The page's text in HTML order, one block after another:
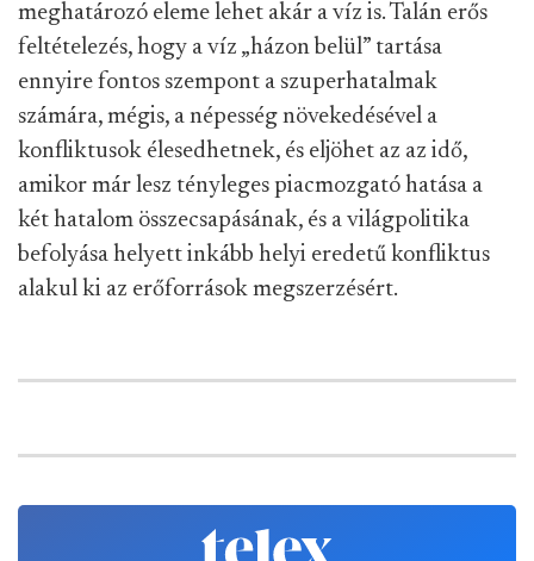
meghatározó eleme lehet akár a víz is. Talán erős
feltételezés, hogy a víz „házon belül” tartása
ennyire fontos szempont a szuperhatalmak
számára, mégis, a népesség növekedésével a
konfliktusok élesedhetnek, és eljöhet az az idő,
amikor már lesz tényleges piacmozgató hatása a
két hatalom összecsapásának, és a világpolitika
befolyása helyett inkább helyi eredetű konfliktus
alakul ki az erőforrások megszerzésért.